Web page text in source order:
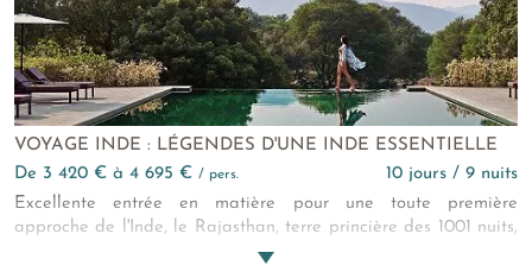
VOYAGE INDE : LÉGENDES D'UNE INDE ESSENTIELLE
de 3 420 € à 4 695 € / pers.
10 jours / 9 nuits
Excellente entrée en matière pour une toute première
approche de l'Inde, le Rajasthan, terre princière des 1001 nuits,
regorge de cités impériales extravagantes et possède une vie